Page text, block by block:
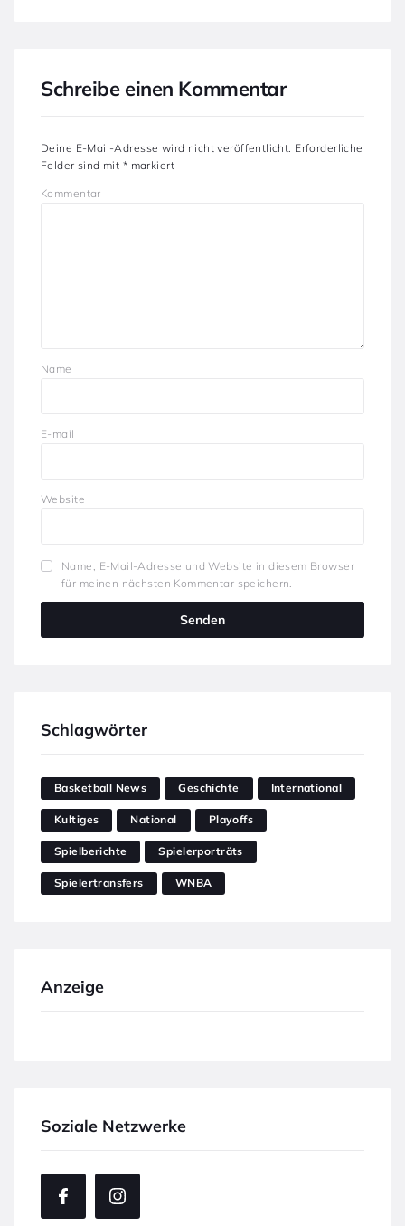
Schreibe einen Kommentar
Deine E-Mail-Adresse wird nicht veröffentlicht. Erforderliche
Felder sind mit * markiert
Kommentar
Name
E-mail
Website
Name, E-Mail-Adresse und Website in diesem Browser
für meinen nächsten Kommentar speichern.
Schlagwörter
Basketball News Geschichte International
Kultiges National Playoffs
Spielberichte Spielerporträts
Spielertransfers WNBA
Anzeige
Soziale Netzwerke